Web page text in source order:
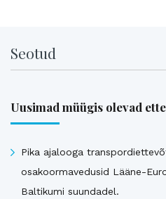
Seotud
Uusimad müügis olevad
Pika ajalooga
osakoormavedusid Lääne-
Baltikumi suundadel.